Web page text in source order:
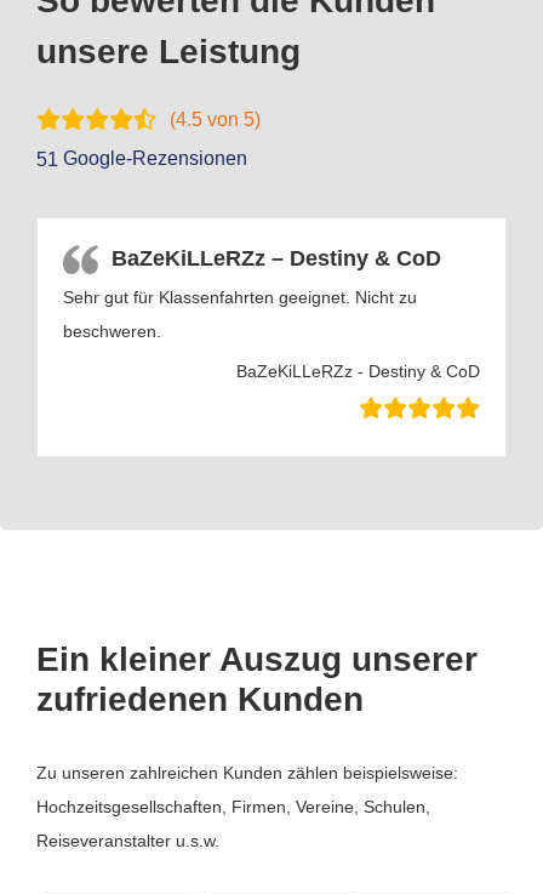
unsere Leistung
(4.5 von 5)
51 Google-Rezensionen
BaZeKiLLeRZz – Destiny & CoD
Sehr gut für Klassenfahrten geeignet. Nicht zu
beschweren.
BaZeKiLLeRZz - Destiny & CoD
Ein kleiner Auszug unserer
zufriedenen Kunden
Zu unseren zahlreichen Kunden zählen beispielsweise:
Hochzeitsgesellschaften, Firmen, Vereine, Schulen,
Reiseveranstalter u.s.w.